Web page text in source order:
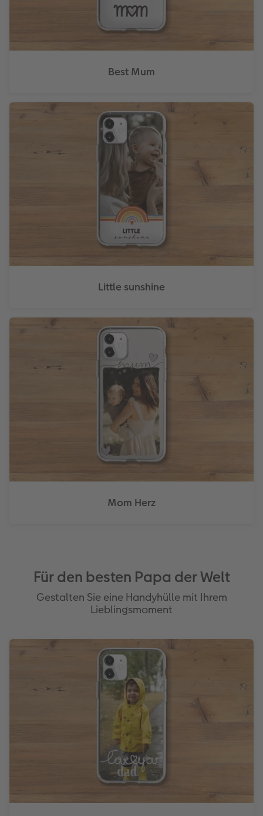
Best Mum
Little sunshine
Mom Herz
Für den besten Papa der Welt
Gestalten Sie eine Handyhülle mit Ihrem
Lieblingsmoment